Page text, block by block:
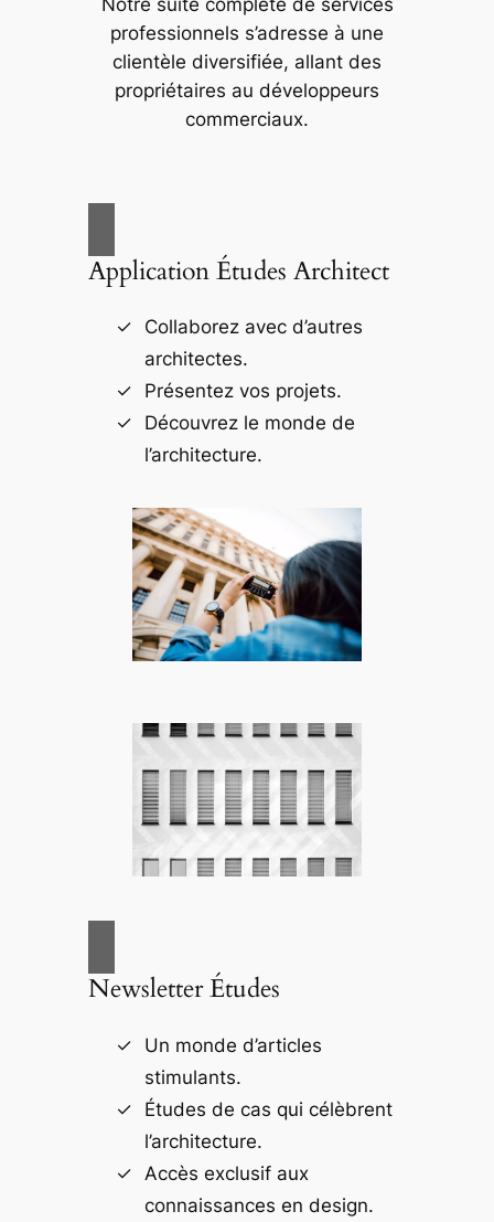
Notre suite complète de services
professionnels s’adresse à une
clientèle diversifiée, allant des
propriétaires au développeurs
commerciaux.
Application Études Architect
Collaborez avec d’autres
architectes.
Présentez vos projets.
Découvrez le monde de
l’architecture.
Newsletter Études
Un monde d’articles
stimulants.
Études de cas qui célèbrent
l’architecture.
Accès exclusif aux
connaissances en design.